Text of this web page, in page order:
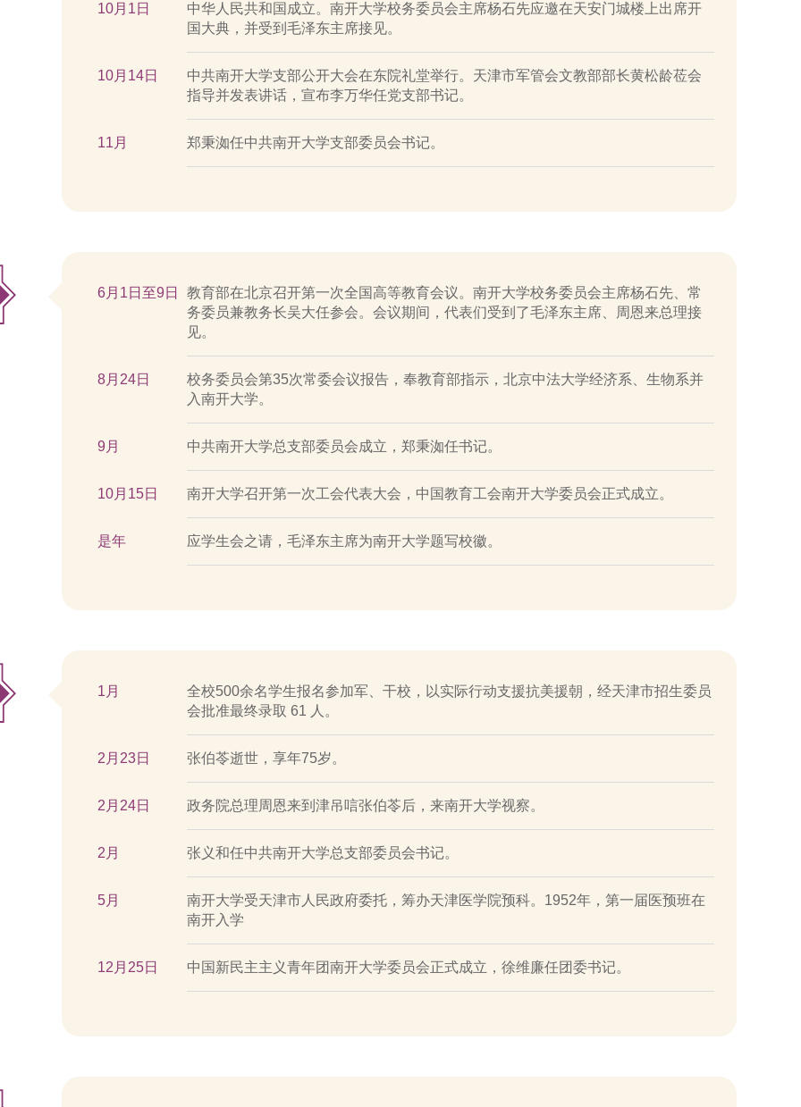
10月1日
中华人民共和国成立。南开大学校务委员会主席杨石先应邀在天安门城楼上出席开
国大典，并受到毛泽东主席接见。
10月14日
中共南开大学支部公开大会在东院礼堂举行。天津市军管会文教部部长黄松龄莅会
指导并发表讲话，宣布李万华任党支部书记。
11月 郑秉洳任中共南开大学支部委员会书记。
6月1日至9日
教育部在北京召开第一次全国高等教育会议。南开大学校务委员会主席杨石先、常
务委员兼教务长吴大任参会。会议期间，代表们受到了毛泽东主席、周恩来总理接
见。
8月24日
校务委员会第35次常委会议报告，奉教育部指示，北京中法大学经济系、生物系并
入南开大学。
9月 中共南开大学总支部委员会成立，郑秉洳任书记。
10月15日 南开大学召开第一次工会代表大会，中国教育工会南开大学委员会正式成立。
是年 应学生会之请，毛泽东主席为南开大学题写校徽。
1月
全校500余名学生报名参加军、干校，以实际行动支援抗美援朝，经天津市招生委员
会批准最终录取 61 人。
2月23日 张伯苓逝世，享年75岁。
2月24日 政务院总理周恩来到津吊唁张伯苓后，来南开大学视察。
2月 张义和任中共南开大学总支部委员会书记。
5月
南开大学受天津市人民政府委托，筹办天津医学院预科。1952年，第一届医预班在
南开入学
12月25日 中国新民主主义青年团南开大学委员会正式成立，徐维廉任团委书记。